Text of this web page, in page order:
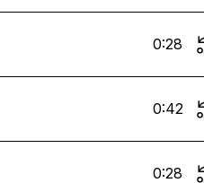
0:28
0:42
0:28